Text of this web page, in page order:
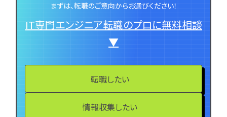
まずは、転職のご意向からお選びください！
IT専門エンジニア転職のプロに無料相談
▼
転職したい
情報収集したい